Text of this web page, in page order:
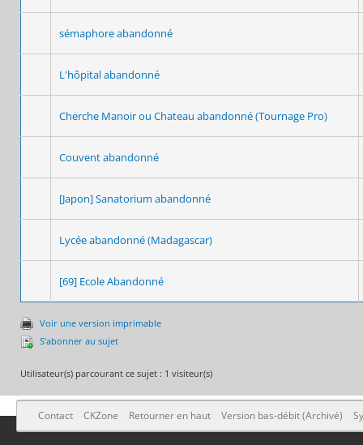
sémaphore abandonné
L'hôpital abandonné
Cherche Manoir ou Chateau abandonné (Tournage Pro)
Couvent abandonné
[Japon] Sanatorium abandonné
Lycée abandonné (Madagascar)
[69] Ecole Abandonné
Voir une version imprimable
S’abonner au sujet
Utilisateur(s) parcourant ce sujet : 1 visiteur(s)
Contact CKZone Retourner en haut Version bas-débit (Archivé)